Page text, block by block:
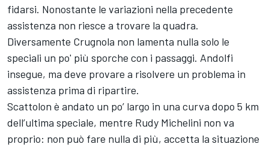
fidarsi. Nonostante le variazioni nella precedente
assistenza non riesce a trovare la quadra.
Diversamente Crugnola non lamenta nulla solo le
speciali un po' più sporche con i passaggi. Andolfi
insegue, ma deve provare a risolvere un problema in
assistenza prima di ripartire.
Scattolon è andato un po’ largo in una curva dopo 5 km
dell’ultima speciale, mentre Rudy Michelini non va
proprio: non può fare nulla di più, accetta la situazione